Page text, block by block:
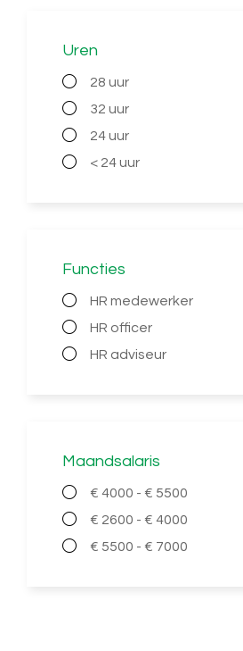
Uren
28 uur
32 uur
24 uur
< 24 uur
Functies
HR medewerker
HR officer
HR adviseur
Maandsalaris
€ 4000 - € 5500
€ 2600 - € 4000
€ 5500 - € 7000